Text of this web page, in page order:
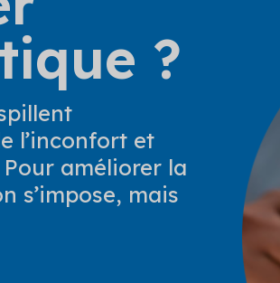
?
l’inconfort et
améliorer la
s’impose, mais